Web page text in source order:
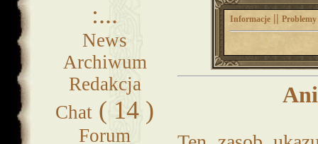
:...
News
Archiwum
Redakcja
Chat ( 14 )
Forum
Informacje ||